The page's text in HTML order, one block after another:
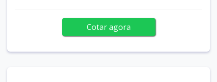
Cotar agora